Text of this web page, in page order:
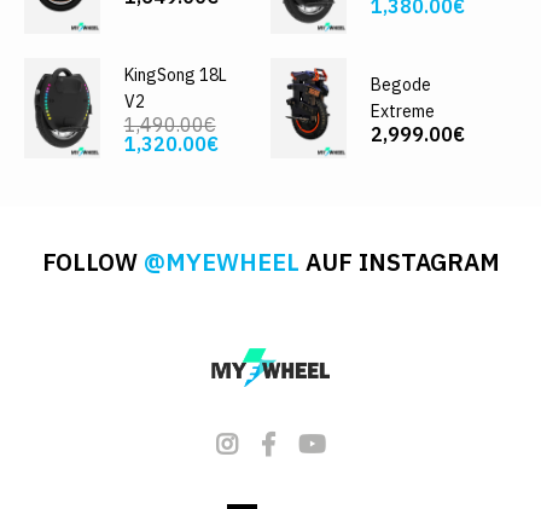
1,380.00€
KingSong 18L
V2
1,490.00€
1,320.00€
Begode
Extreme
2,999.00€
FOLLOW @MYEWHEEL AUF INSTAGRAM